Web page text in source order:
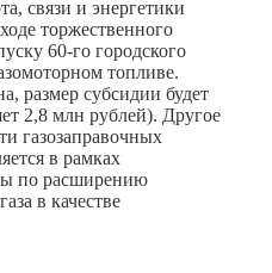
связи и энергетики
торжественного
60-го городского
топливе.
размер субсидии будет
2,8 млн рублей). Другое
газозаправочных
в рамках
по расширению
в качестве